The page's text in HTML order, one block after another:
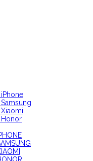
Honor